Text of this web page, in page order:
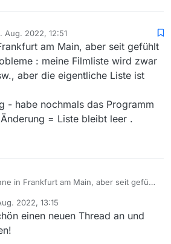
Aug. 2022, 12:51
von
am Main, aber seit gefühlt
: meine Filmliste wird zwar
aber die eigentliche Liste ist
- habe nochmals das Programm
= Liste bleibt leer .
in Frankfurt am Main, aber seit gefühlt
usw., aber die eigentliche Liste ist
- habe nochmals das Programm
2022, 13:15
einen neuen Thread an und